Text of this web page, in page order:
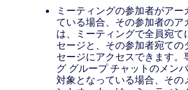
ミーティングの参加者がアー
ている場合、その参加者のア
は、ミーティングで全員宛て
セージと、その参加者宛ての
セージにアクセスできます。
グ グループ チャットのメン
対象となっている場合、その